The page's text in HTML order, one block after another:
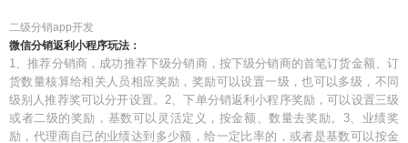
二级分销app开发
微信分销返利小程序玩法：
1、推荐分销商，成功推荐下级分销商，按下级分销商的首笔订货金额、订
货数量核算给相关人员相应奖励，奖励可以设置一级，也可以多级，不同
级别人推荐奖可以分开设置。2、下单分销返利小程序奖励，可以设置三级
或者二级的奖励，基数可以灵活定义，按金额、数量去奖励。3、业绩奖
励，代理商自已的业绩达到多少额，给一定比率的，或者是基数可以按金